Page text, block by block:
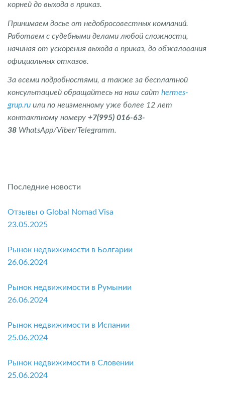
корней до выхода в приказ.
Принимаем досье от недобросовестных компаний.
Работаем с судебными делами любой сложности,
начиная от ускорения выхода в приказ, до обжалования
официальных отказов.
За всеми подробностями, а также за бесплатной
консультацией обращайтесь на наш сайт hermes-
grup.ru или по неизменному уже более 12 лет
контактному номеру +7(995) 016-63-
38 WhatsApp/Viber/Telegramm.
Последние новости
Отзывы о Global Nomad Visa
23.05.2025
Рынок недвижимости в Болгарии
26.06.2024
Рынок недвижимости в Румынии
26.06.2024
Рынок недвижимости в Испании
25.06.2024
Рынок недвижимости в Словении
25.06.2024